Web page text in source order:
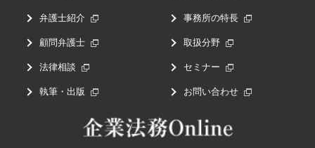
弁護士紹介 事務所の特長
顧問弁護士 取扱分野
法律相談 セミナー
執筆・出版 お問い合わせ